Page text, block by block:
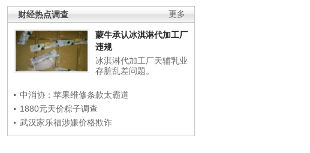
更多
财经热点调查
蒙牛承认冰淇淋代加工厂
违规
冰淇淋代加工厂天辅乳业
存脏乱差问题。
中消协：苹果维修条款太霸道
1880元天价粽子调查
武汉家乐福涉嫌价格欺诈